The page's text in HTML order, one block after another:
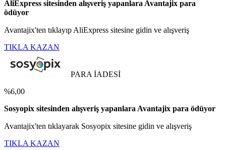
AliExpress sitesinden alışveriş yapanlara Avantajix para
ödüyor
Avantajix'ten tıklayıp AliExpress sitesine gidin ve alışveriş
TIKLA KAZAN
PARA İADESİ
%6,00
Sosyopix sitesinden alışveriş yapanlara Avantajix para ödüyor
Avantajix'ten tıklayarak Sosyopix sitesine gidin ve alışveriş
TIKLA KAZAN